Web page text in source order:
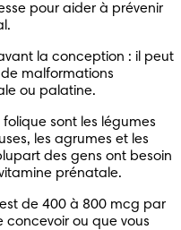
pour aider à prévenir
la conception : il peut
malformations
ou palatine.
sont les légumes
les agrumes et les
des gens ont besoin
prénatale.
de 400 à 800 mcg par
concevoir ou que vous